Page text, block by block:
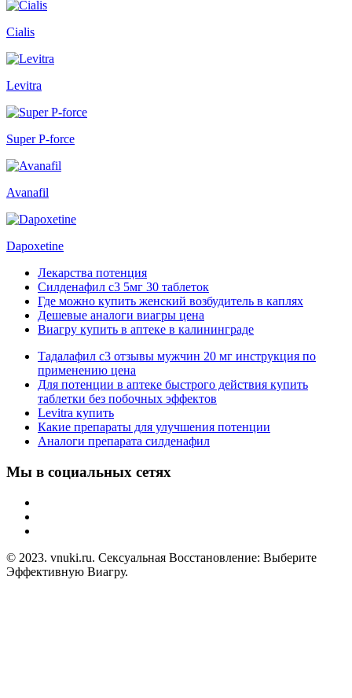
Cialis
Levitra
Super P-force
Avanafil
Dapoxetine
Лекарства потенция
Силденафил с3 5мг 30 таблеток
Где можно купить женский возбудитель в каплях
Дешевые аналоги виагры цена
Виагру купить в аптеке в калининграде
Тадалафил с3 отзывы мужчин 20 мг инструкция по
применению цена
Для потенции в аптеке быстрого действия купить
таблетки без побочных эффектов
Levitra купить
Какие препараты для улучшения потенции
Аналоги препарата силденафил
Мы в социальных сетях
© 2023. vnuki.ru. Сексуальная Восстановление: Выберите
Эффективную Виагру.